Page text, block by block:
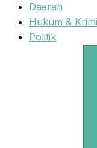
Daerah
Hukum &
Politik